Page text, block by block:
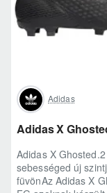
Adidas
Adidas X
Adidas X
sebességed új
füvönAz Adidas X